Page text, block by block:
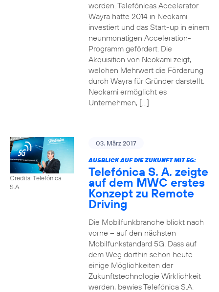
worden. Telefónicas Accelerator
Wayra hatte 2014 in Neokami
investiert und das Start-up in einem
neunmonatigen Acceleration-
Programm gefördert. Die
Akquisition von Neokami zeigt,
welchen Mehrwert die Förderung
durch Wayra für Gründer darstellt.
Neokami ermöglicht es
Unternehmen, […]
Credits: Telefónica
S.A.
03. März 2017
AUSBLICK AUF DIE ZUKUNFT MIT 5G:
Telefónica S. A. zeigte
auf dem MWC erstes
Konzept zu Remote
Driving
Die Mobilfunkbranche blickt nach
vorne – auf den nächsten
Mobilfunkstandard 5G. Dass auf
dem Weg dorthin schon heute
einige Möglichkeiten der
Zukunftstechnologie Wirklichkeit
werden, bewies Telefónica S.A.